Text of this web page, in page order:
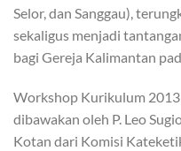
Selor, dan Sanggau),
sekaligus menjadi
bagi Gereja Kalimantan
Workshop Kurikulum 2013
dibawakan oleh P. Leo
Kotan dari Komisi